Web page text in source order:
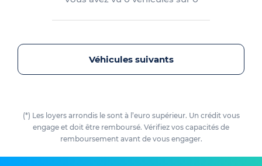
Véhicules suivants
(*) Les loyers arrondis le sont à l’euro supérieur. Un crédit vous
engage et doit être remboursé. Vérifiez vos capacités de
remboursement avant de vous engager.